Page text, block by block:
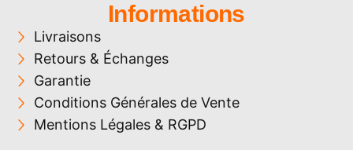
Informations
Livraisons
Retours & Échanges
Garantie
Conditions Générales de Vente
Mentions Légales & RGPD